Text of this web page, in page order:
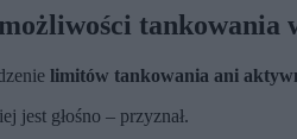
tankowania
limitów tankowania ani
jest głośno – przyznał.